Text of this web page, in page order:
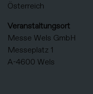
Österreich
Veranstaltungsort
Messe Wels GmbH
Messeplatz 1
A-4600 Wels